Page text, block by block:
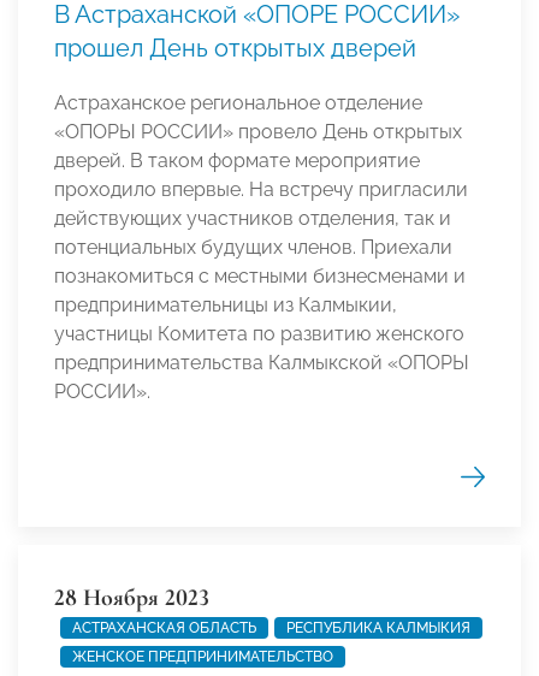
В Астраханской «ОПОРЕ РОССИИ»
прошел День открытых дверей
Астраханское региональное отделение
«ОПОРЫ РОССИИ» провело День открытых
дверей. В таком формате мероприятие
проходило впервые. На встречу пригласили
действующих участников отделения, так и
потенциальных будущих членов. Приехали
познакомиться с местными бизнесменами и
предпринимательницы из Калмыкии,
участницы Комитета по развитию женского
предпринимательства Калмыкской «ОПОРЫ
РОССИИ».
28 Ноября 2023
АСТРАХАНСКАЯ ОБЛАСТЬ
РЕСПУБЛИКА КАЛМЫКИЯ
ЖЕНСКОЕ ПРЕДПРИНИМАТЕЛЬСТВО